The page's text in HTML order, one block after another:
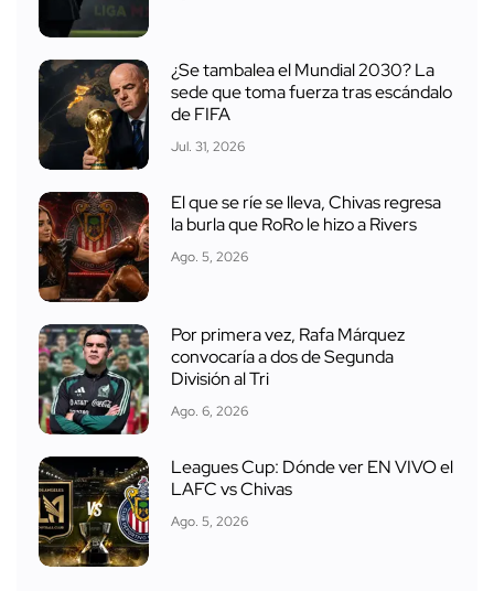
¿Se tambalea el Mundial 2030? La
sede que toma fuerza tras escándalo
de FIFA
Jul. 31, 2026
El que se ríe se lleva, Chivas regresa
la burla que RoRo le hizo a Rivers
Ago. 5, 2026
Por primera vez, Rafa Márquez
convocaría a dos de Segunda
División al Tri
Ago. 6, 2026
Leagues Cup: Dónde ver EN VIVO el
LAFC vs Chivas
Ago. 5, 2026